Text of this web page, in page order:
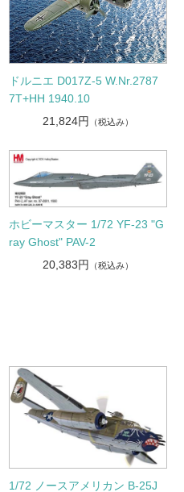
ドルニエ D017Z-5 W.Nr.2787
7T+HH 1940.10
21,824円
（税込み）
ホビーマスター 1/72 YF-23 "G
ray Ghost" PAV-2
20,383円
（税込み）
1/72 ノースアメリカン B-25J